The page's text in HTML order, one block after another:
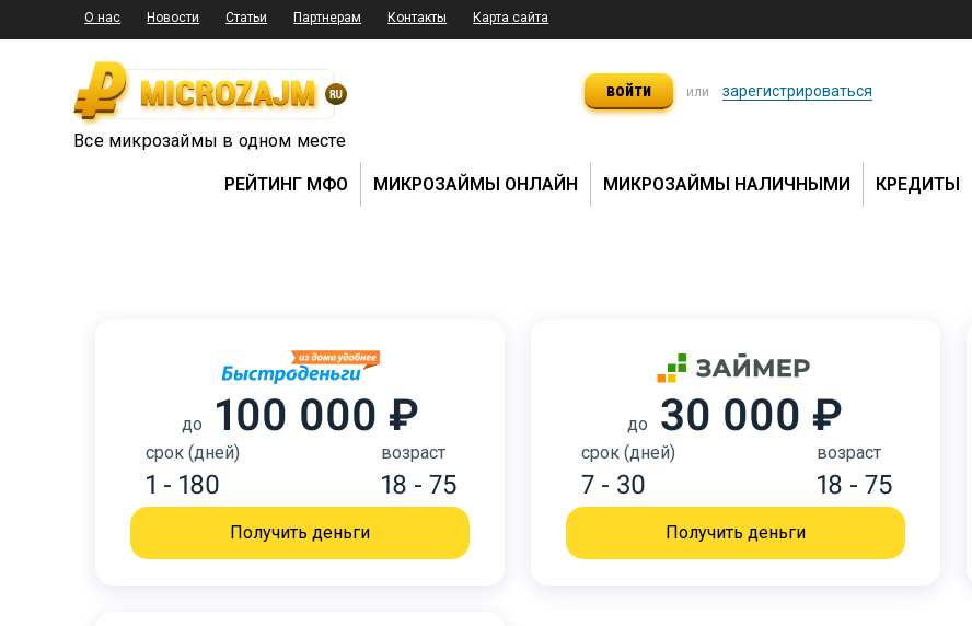
О нас Новости Статьи Партнерам Контакты Карта сайта
Все микрозаймы в одном месте
войти или зарегистрироваться
РЕЙТИНГ МФО МИКРОЗАЙМЫ ОНЛАЙН МИКРОЗАЙМЫ НАЛИЧНЫМИ КРЕДИТЫ
до 100 000 ₽
срок (дней)
1 - 180
возраст
18 - 75
Получить деньги
до 30 000 ₽
срок (дней)
7 - 30
возраст
18 - 75
Получить деньги